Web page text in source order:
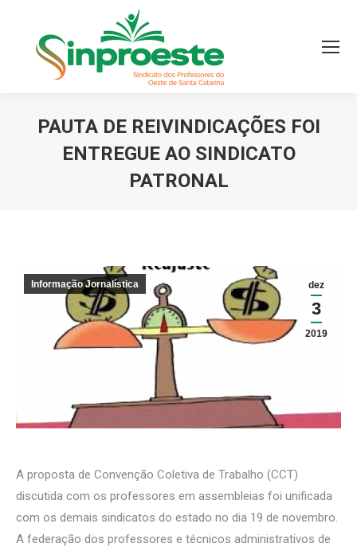
PAUTA DE REIVINDICAÇÕES FOI
ENTREGUE AO SINDICATO
PATRONAL
dez
3
2019
Informação Jornalística
A proposta de Convenção Coletiva de Trabalho (CCT)
discutida com os professores em assembleias foi unificada
com os demais sindicatos do estado no dia 19 de novembro.
A federação dos professores e técnicos administrativos de